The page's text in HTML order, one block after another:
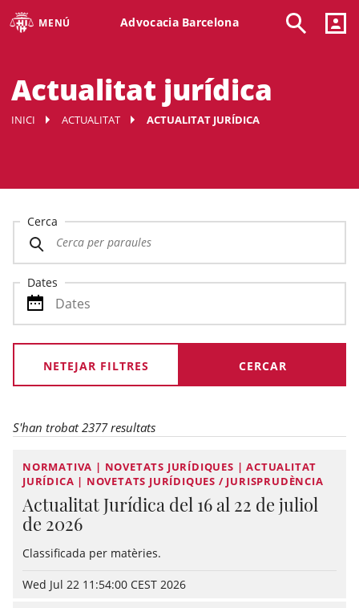
MENÚ Advocacia Barcelona
Actualitat jurídica
INICI ACTUALITAT ACTUALITAT JURÍDICA
Cerca
Dates
NETEJAR FILTRES
S'han trobat 2377 resultats
NORMATIVA | NOVETATS JURÍDIQUES | ACTUALITAT
JURÍDICA | NOVETATS JURÍDIQUES / JURISPRUDÈNCIA
Actualitat Jurídica del 16 al 22 de juliol
de 2026
Classificada per matèries.
Wed Jul 22 11:54:00 CEST 2026